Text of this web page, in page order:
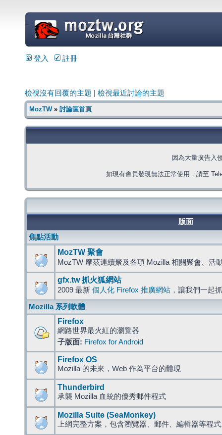
=
登入 註冊
檢視沒有回覆的主題 檢視最近討論的主題
MozTW» 討論區首頁
因為大量廣告入
如現有會員發現無法正常使用，請至
版面
焦點活動
MozTW 聚會
MozTW 摩茲連續聚及各項 Mozilla 相關聚會、活
gfx.tw 抓火狐網站
2009 最新 個人化 Firefox 推廣網站 ，讓我們一起
Mozilla 系列軟體
Firefox
網路世界最火紅的瀏覽器
子版面: Firefox for Android
Firefox OS
Mozilla 的未來，Web 作為平台的體現
Thunderbird
承襲 Mozilla 血統的優秀郵件程式
Mozilla Suite (SeaMonkey)
上網完整方案，包含瀏覽器、郵件、編輯器等程